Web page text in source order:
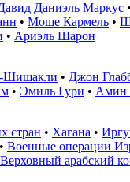
Даниэль Маркус •
• Моше Кармель •
• Ариэль Шарон
Шишакли • Джон
• Эмиль Гури • Амин
стран • Хагана •
• Военные операции
Верховный арабский